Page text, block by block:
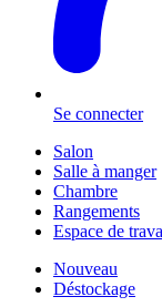
Se connecter
Salon
Salle à manger
Chambre
Rangements
Espace de
Nouveau
Déstockage